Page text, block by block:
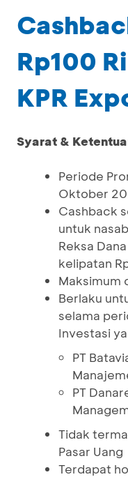
Rp100
KPR
Syarat &
Periode
Oktober
Cashback
untuk
Reksa
kelipatan
Maksimum
Berlaku
selama
Investasi
PT
PT
Tidak
Pasar Uang
Terdapat